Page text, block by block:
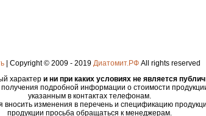
| Copyright © 2009 - 2019 Диатомит.РФAll rights reserved
характер и ни при каких условиях не является
подробной информации о стоимости
указанным в контактах телефонам.
вносить изменения в перечень и спецификацию
продукции просьба обращаться к менеджерам.